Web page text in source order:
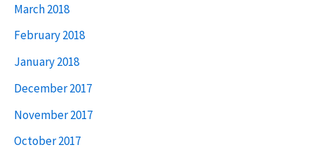
March 2018
February 2018
January 2018
December 2017
November 2017
October 2017